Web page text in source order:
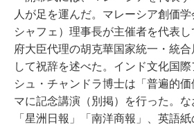
人が足を運んだ。マレーシア創価学
シャフェ）理事長が主催者を代表
府大臣代理の胡克華国家統一・統
して祝辞を述べた。インド文化国
シュ・チャンドラ博士は「普遍的
マに記念講演（別掲）を行った。
「星洲日報」「南洋商報」、英語